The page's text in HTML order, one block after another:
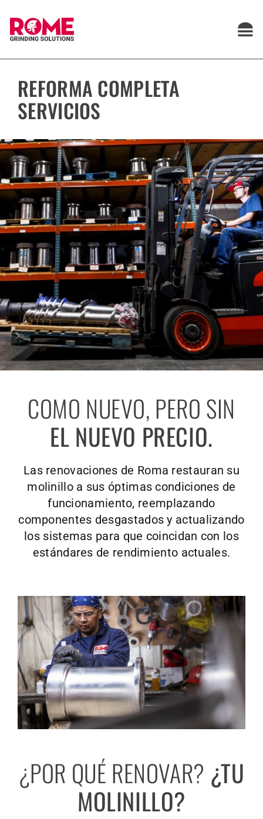
contenido
REFORMA COMPLETA
SERVICIOS
COMO NUEVO, PERO SIN
EL NUEVO PRECIO.
Las renovaciones de Roma restauran su
molinillo a sus óptimas condiciones de
funcionamiento, reemplazando
componentes desgastados y actualizando
los sistemas para que coincidan con los
estándares de rendimiento actuales.
¿POR QUÉ RENOVAR? ¿TU
MOLINILLO?